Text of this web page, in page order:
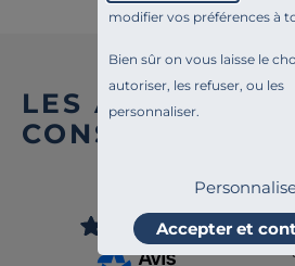
modifier vos préférences à
Bien sûr on vous laisse le
autoriser, les refuser, ou les
personnaliser.
Accepter et
LES AVIS DES